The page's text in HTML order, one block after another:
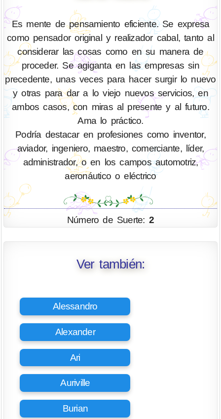
Es mente de pensamiento eficiente. Se expresa
como pensador original y realizador cabal, tanto al
considerar las cosas como en su manera de
proceder. Se agiganta en las empresas sin
precedente, unas veces para hacer surgir lo nuevo
y otras para dar a lo viejo nuevos servicios, en
ambos casos, con miras al presente y al futuro.
Ama lo práctico.
Podría destacar en profesiones como inventor,
aviador, ingeniero, maestro, comerciante, líder,
administrador, o en los campos automotriz,
aeronáutico o eléctrico
Número de Suerte: 2
Ver también:
Alessandro
Alexander
Ari
Auriville
Burian